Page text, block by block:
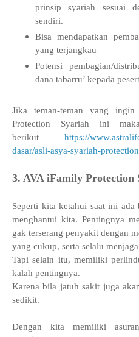
prinsip syariah sesuai
sendiri.
Bisa mendapatkan
yang terjangkau
Potensi pembagian/
dana tabarru’ kepada
Jika teman-teman yang
Protection Syariah ini
berikut https://
dasar/asli-asya-syariah-
3. AVA iFamily Protection
Seperti kita ketahui saat ini
menghantui kita. Pentingnya
gak terserang penyakit dengan
yang cukup, serta selalu
Tapi selain itu, memiliki
kalah pentingnya.
Karena bila jatuh sakit juga
sedikit.
Dengan kita memiliki